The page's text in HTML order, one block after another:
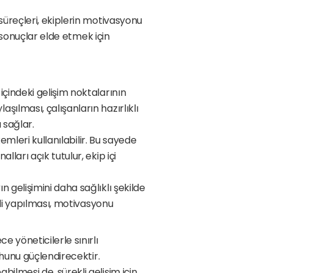
ekiplerin motivasyonu
elde etmek için
gelişim noktalarının
çalışanların hazırlıklı
sağlar.
kullanılabilir. Bu sayede
açık tutulur, ekip içi
gelişimini daha sağlıklı şekilde
motivasyonu
yöneticilerle sınırlı
güçlendirecektir.